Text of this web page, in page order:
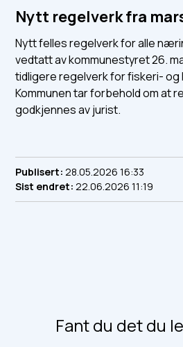
Nytt regelverk fra
Nytt felles regelverk for alle
vedtatt av kommunestyret 26.
tidligere regelverk for fiskeri- og
Kommunen tar forbehold om at
godkjennes av jurist.
Publisert 28.05.2026 16:33
Sist endret 22.06.2026 11:19
Fant du det du